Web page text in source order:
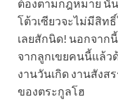
ต้องตามกฎหมาย นั่
โต้วเซียวจะไม่มีสิท
เลยสักนิด! นอกจาก
จากลูกเขยคนนี้แล้ว
งานวันเกิด งานสัง
ของตระกูลโฮ